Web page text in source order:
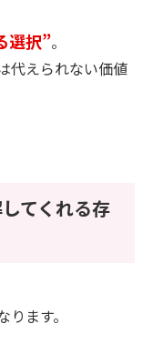
選択”。
代えられない価値
てくれる存
ます。